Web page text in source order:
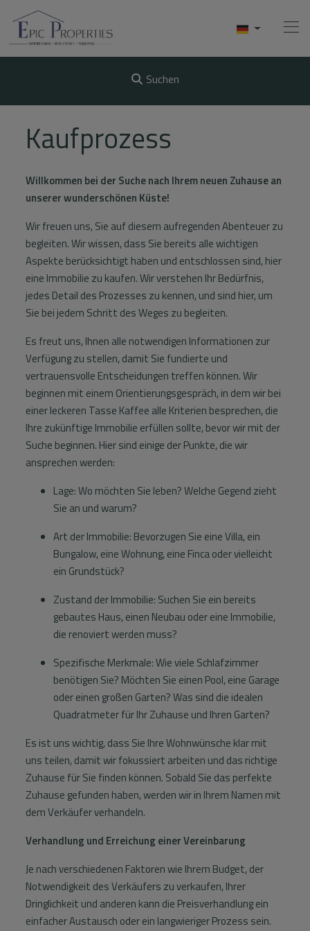
Kaufen
Verkaufen
Uber Uns
Videos
Informationen
Kontakt
Suchen
Kaufprozess
Willkommen bei der Suche nach Ihrem neuen Zuhause an
unserer wunderschönen Küste!
Wir freuen uns, Sie auf diesem aufregenden Abenteuer zu
begleiten. Wir wissen, dass Sie bereits alle wichtigen
Aspekte berücksichtigt haben und entschlossen sind, hier
eine Immobilie zu kaufen. Wir verstehen Ihr Bedürfnis,
jedes Detail des Prozesses zu kennen, und sind hier, um
Sie bei jedem Schritt des Weges zu begleiten.
Es freut uns, Ihnen alle notwendigen Informationen zur
Verfügung zu stellen, damit Sie fundierte und
vertrauensvolle Entscheidungen treffen können. Wir
beginnen mit einem Orientierungsgespräch, in dem wir bei
einer leckeren Tasse Kaffee alle Kriterien besprechen, die
Ihre zukünftige Immobilie erfüllen sollte, bevor wir mit der
Suche beginnen. Hier sind einige der Punkte, die wir
ansprechen werden:
Lage: Wo möchten Sie leben? Welche Gegend zieht
Sie an und warum?
Art der Immobilie: Bevorzugen Sie eine Villa, ein
Bungalow, eine Wohnung, eine Finca oder vielleicht
ein Grundstück?
Zustand der Immobilie: Suchen Sie ein bereits
gebautes Haus, einen Neubau oder eine Immobilie,
die renoviert werden muss?
Spezifische Merkmale: Wie viele Schlafzimmer
benötigen Sie? Möchten Sie einen Pool, eine Garage
oder einen großen Garten? Was sind die idealen
Quadratmeter für Ihr Zuhause und Ihren Garten?
Es ist uns wichtig, dass Sie Ihre Wohnwünsche klar mit
uns teilen, damit wir fokussiert arbeiten und das richtige
Zuhause für Sie finden können. Sobald Sie das perfekte
Zuhause gefunden haben, werden wir in Ihrem Namen mit
dem Verkäufer verhandeln.
Verhandlung und Erreichung einer Vereinbarung
Je nach verschiedenen Faktoren wie Ihrem Budget, der
Notwendigkeit des Verkäufers zu verkaufen, Ihrer
Dringlichkeit und anderen kann die Preisverhandlung ein
einfacher Austausch oder ein langwieriger Prozess sein.